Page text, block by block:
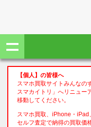
【個人】の皆様へ
スマホ買取サイトみんなの
スマカイトリ」へリニュー
移動してください。
スマホ買取、iPhone・iPad
セルフ査定で納得の買取価